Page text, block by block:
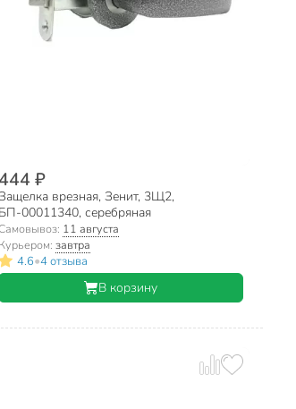
444 ₽
врезная, Зенит, 3Щ2,
БП-00011340, серебряная
Самовывоз: 11 августа
Курьером:завтра
4.6•4 отзыва
В корзину